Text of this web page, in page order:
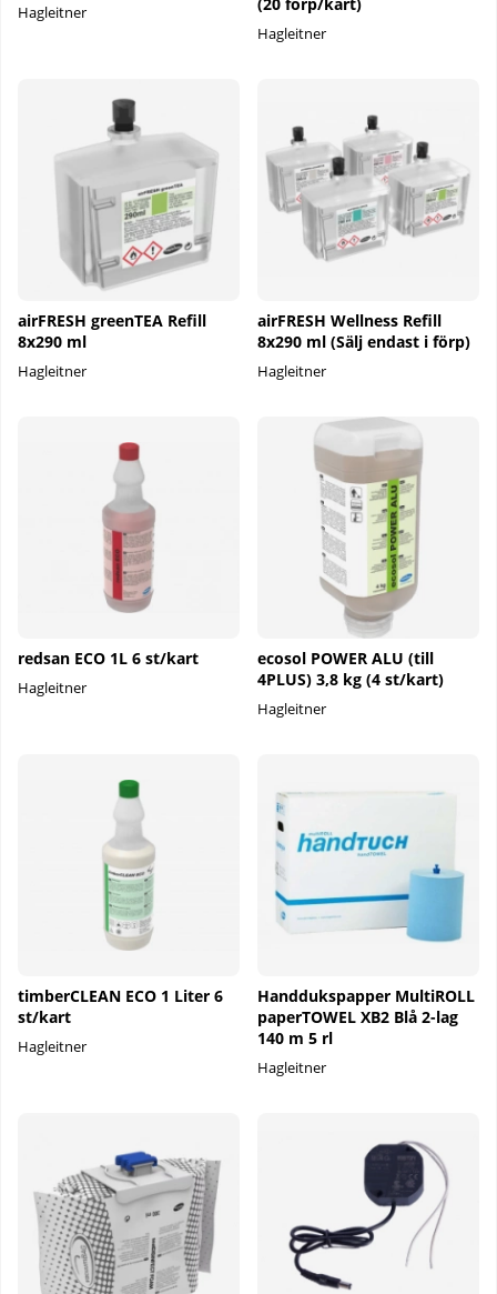
Hagleitner
Hagleitner
airFRESH greenTEA Refill
8x290 ml
Hagleitner
airFRESH Wellness Refill
8x290 ml (Sälj endast i förp)
Hagleitner
redsan ECO 1L 6 st/kart
Hagleitner
ecosol POWER ALU (till
4PLUS) 3,8 kg (4 st/kart)
Hagleitner
timberCLEAN ECO 1 Liter 6
st/kart
Hagleitner
Handdukspapper MultiROLL
paperTOWEL XB2 Blå 2-lag
140 m 5 rl
Hagleitner